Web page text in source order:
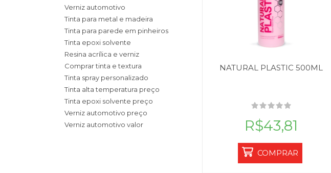
Verniz automotivo
Tinta para metal e madeira
Tinta para parede em pinheiros
Tinta epoxi solvente
Resina acrílica e verniz
Comprar tinta e textura
Tinta spray personalizado
Tinta alta temperatura preço
Tinta epoxi solvente preço
Verniz automotivo preço
Verniz automotivo valor
NATURAL PLASTIC 500ML
R$43,81
COMPRAR